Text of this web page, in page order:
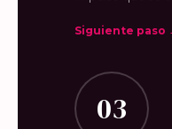
Siguiente paso
03